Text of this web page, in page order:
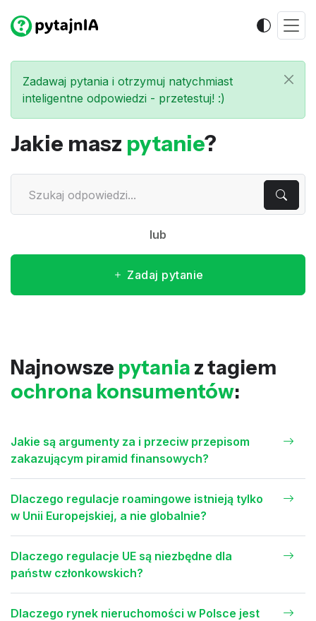
Zadawaj pytania i otrzymuj natychmiast
inteligentne odpowiedzi - przetestuj! :)
Jakie masz pytanie?
lub
Zadaj pytanie
Najnowsze pytania z tagiem
ochrona konsumentów:
Jakie są argumenty za i przeciw przepisom
zakazującym piramid finansowych?
Dlaczego regulacje roamingowe istnieją tylko
w Unii Europejskiej, a nie globalnie?
Dlaczego regulacje UE są niezbędne dla
państw członkowskich?
Dlaczego rynek nieruchomości w Polsce jest